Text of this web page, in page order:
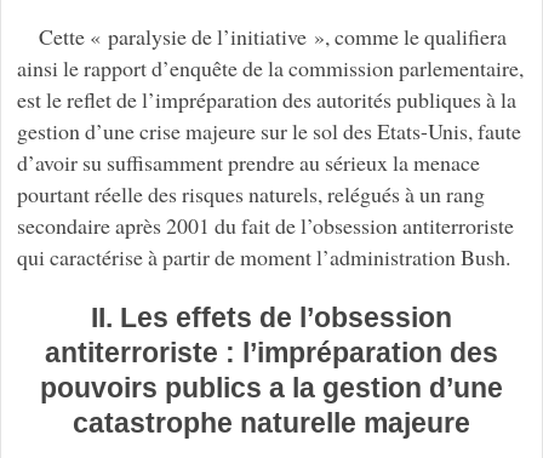
Cette « paralysie de l’initiative », comme le qualifiera
ainsi le rapport d’enquête de la commission parlementaire,
est le reflet de l’impréparation des autorités publiques à la
gestion d’une crise majeure sur le sol des Etats-Unis, faute
d’avoir su suffisamment prendre au sérieux la menace
pourtant réelle des risques naturels, relégués à un rang
secondaire après 2001 du fait de l’obsession antiterroriste
qui caractérise à partir de moment l’administration Bush.
II. Les effets de l’obsession
antiterroriste : l’impréparation des
pouvoirs publics a la gestion d’une
catastrophe naturelle majeure